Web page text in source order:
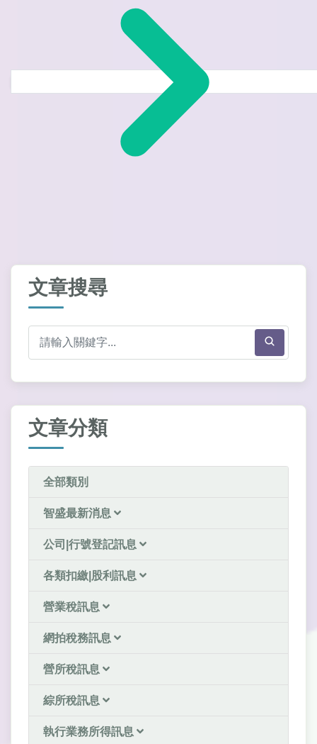
文章搜尋
文章分類
全部類別
智盛最新消息
公司|行號登記訊息
各類扣繳|股利訊息
營業稅訊息
網拍稅務訊息
營所稅訊息
綜所稅訊息
執行業務所得訊息